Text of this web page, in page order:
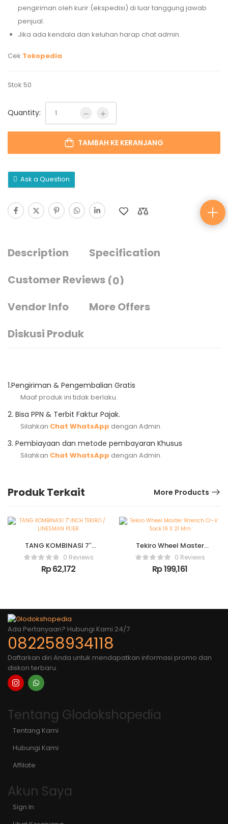
pengiriman oleh kurir (ekspedisi) di luar tanggung jawab
penjual.
Jika ada kendala dan keluhan harap chat admin.
Cek Tokopedia
Stok 50
Quantity:
TAMBAH KE KERANJANG
Ask a Question
Description
Specification
Customer Reviews (0)
Vendor Info
More Offers
Diskusi Produkspesifikasi :
Tipe : 7″ made in japan
1.Pengiriman & Pengembalian Gratis
Maaf produk ini tidak berlaku.
2. Bisa PPN & Terbit Faktur Pajak.
Silahkan Chat WhatsApp dengan Admin.
3. Pembiayaan dan metode pembayaran Khusus
Silahkan Chat WhatsApp dengan Admin.
Produk Terkait More Products
TANG KOMBINASI 7″
INCH TEKIRO /
LINESMAN PLIER
0 Reviews
Rp62,172
Tekiro Wheel Master
Wrench Cr-V Sock 19 X
21 Mm
0 Reviews
Rp199,161
Ada Pertanyaan? Hubungi Kami 24/7
082258934118
Daftarkan diri Anda untuk mendapatkan informasi promo dan
diskon terbaru.
Tentang Glodokshopedia
Tentang Kami
Hubungi Kami
Affilate
Akun Saya
Sign In